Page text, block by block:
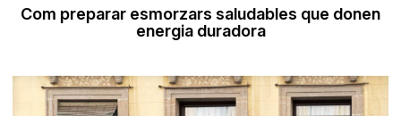
Com preparar esmorzars saludables que donen
energia duradora